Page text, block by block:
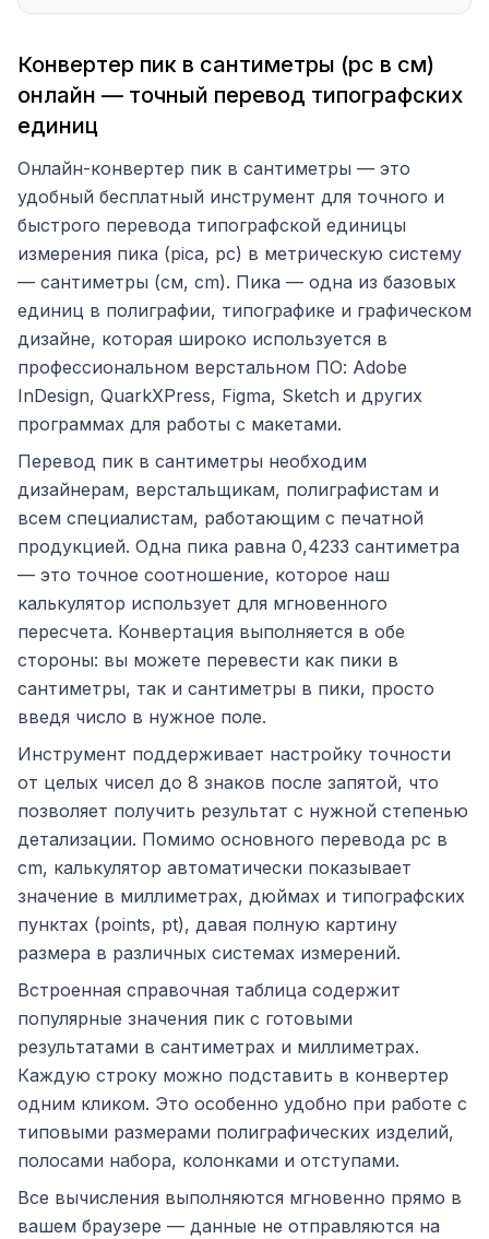
Конвертер пик в сантиметры (pc в см)
онлайн — точный перевод типографских
единиц
Онлайн-конвертер пик в сантиметры — это
удобный бесплатный инструмент для точного и
быстрого перевода типографской единицы
измерения пика (pica, pc) в метрическую систему
— сантиметры (см, cm). Пика — одна из базовых
единиц в полиграфии, типографике и графическом
дизайне, которая широко используется в
профессиональном верстальном ПО: Adobe
InDesign, QuarkXPress, Figma, Sketch и других
программах для работы с макетами.
Перевод пик в сантиметры необходим
дизайнерам, верстальщикам, полиграфистам и
всем специалистам, работающим с печатной
продукцией. Одна пика равна 0,4233 сантиметра
— это точное соотношение, которое наш
калькулятор использует для мгновенного
пересчета. Конвертация выполняется в обе
стороны: вы можете перевести как пики в
сантиметры, так и сантиметры в пики, просто
введя число в нужное поле.
Инструмент поддерживает настройку точности
от целых чисел до 8 знаков после запятой, что
позволяет получить результат с нужной степенью
детализации. Помимо основного перевода pc в
cm, калькулятор автоматически показывает
значение в миллиметрах, дюймах и типографских
пунктах (points, pt), давая полную картину
размера в различных системах измерений.
Встроенная справочная таблица содержит
популярные значения пик с готовыми
результатами в сантиметрах и миллиметрах.
Каждую строку можно подставить в конвертер
одним кликом. Это особенно удобно при работе с
типовыми размерами полиграфических изделий,
полосами набора, колонками и отступами.
Все вычисления выполняются мгновенно прямо в
вашем браузере — данные не отправляются на